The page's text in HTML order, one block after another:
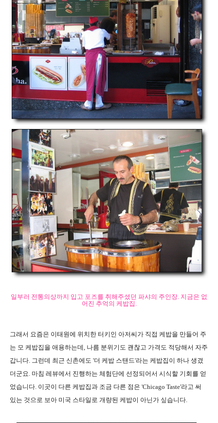
일부러 전통의상까지 입고 포즈를 취해주셨던 파샤의 주인장. 지금은 없
어진 추억의 케밥집.
그래서 요즘은 이태원에 위치한 터키인 아저씨가 직접 케밥을 만들어 주
는 모 케밥집을 애용하는데, 나름 분위기도 괜찮고 가격도 적당해서 자주
갑니다. 그런데 최근 신촌에도 '더 케밥 스탠드'라는 케밥집이 하나 생겼
더군요. 마침 레뷰에서 진행하는 체험단에 선정되어서 시식할 기회를 얻
었습니다. 이곳이 다른 케밥집과 조금 다른 점은 'Chicago Taste'라고 써
있는 것으로 보아 미국 스타일로 개량된 케밥이 아닌가 싶습니다.